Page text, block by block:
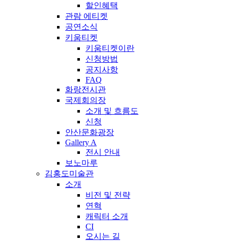
할인혜택
관람 에티켓
공연소식
키움티켓
키움티켓이란
신청방법
공지사항
FAQ
화랑전시관
국제회의장
소개 및 흐름도
신청
안산문화광장
Gallery A
전시 안내
보노마루
김홍도미술관
소개
비전 및 전략
연혁
캐릭터 소개
CI
오시는 길